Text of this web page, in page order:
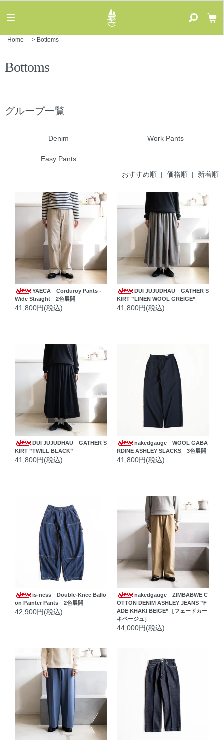
Home > Bottoms
Bottoms
グループ一覧
Denim Work Pants
Easy Pants
おすすめ順 | 価格順 | 新着順
YAECA Corduroy Pants -
Wide Straight 2色展開
41,800円(税込)
DUI JUJUDHAU GATHER S
KIRT ”LINEN WOOL GREIGE”
41,800円(税込)
DUI JUJUDHAU GATHER S
KIRT ”TWILL BLACK”
41,800円(税込)
nakedgauge WOOL GABA
RDINE ASHLEY SLACKS 3色展開
41,800円(税込)
is-ness Double-Knee Ballo
on Painter Pants 2色展開
42,900円(税込)
nakedgauge ZIMBABWE C
OTTON DENIM ASHLEY JEANS ”F
ADE KHAKI BEIGE”［フェードカー
キベージュ］
44,000円(税込)